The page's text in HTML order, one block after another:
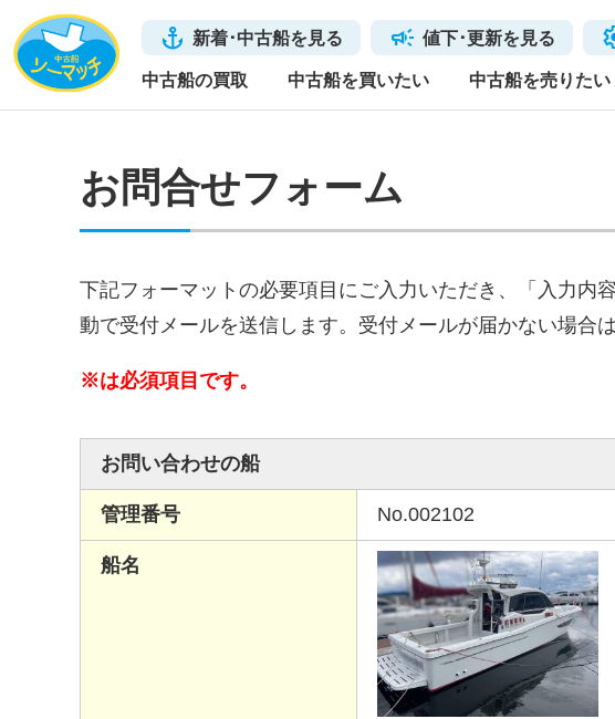
新着･中古船を見る 値下･更新を見る
中古船の買取 中古船を買いたい 中古船を売りたい
お問合せフォーム
下記フォーマットの必要項目にご入力いただき、「入力内
動で受付メールを送信します。受付メールが届かない場合
※は必須項目です。
お問い合わせの船
管理番号 No.002102
船名